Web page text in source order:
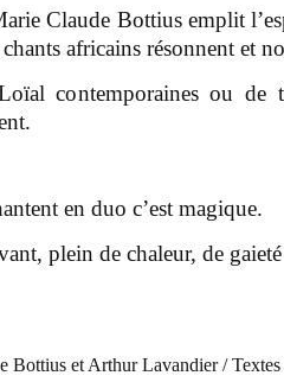
Claude Bottius emplit
africains résonnent et
contemporaines ou de
en duo c’est magique.
plein de chaleur, de
Bottius et Arthur Lavandier /